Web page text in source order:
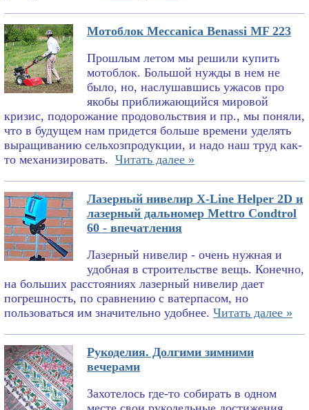
Мотоблок Meccanica Benassi MF 223
Прошлым летом мы решили купить
мотоблок. Большой нужды в нем не
было, но, наслушавшись ужасов про
якобы приближающийся мировой
кризис, подорожание продовольствия и пр., мы поняли,
что в будущем нам придется больше времени уделять
выращиванию сельхозпродукции, и надо наш труд как-
то механизировать. Читать далее »
Лазерный нивелир X-Line Helper 2D и
лазерный дальномер Mettro Condtrol
60 - впечатления
Лазерный нивелир - очень нужная и
удобная в строительстве вещь. Конечно,
на больших расстояниях лазерный нивелир дает
погрешность, по сравнению с ватерпасом, но
пользоваться им значительно удобнее. Читать далее »
Рукоделия. Долгими зимними
вечерами
Захотелось где-то собирать в одном